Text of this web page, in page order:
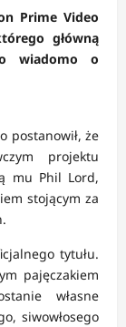
Prime Video
główną
wiadomo o
postanowił, że
projektu
mu Phil Lord,
stojącym za
tytułu.
pajęczakiem
własne
siwowłosego